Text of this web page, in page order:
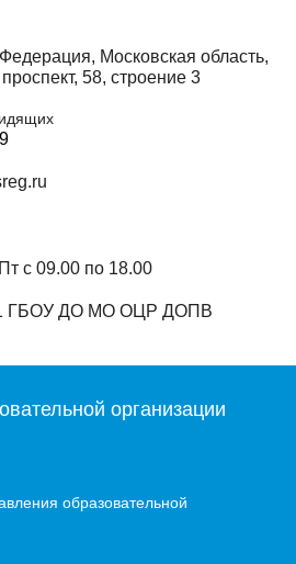
Московская область,
58, строение 3
с 09.00 по 18.00
ГБОУ ДО МО ОЦР ДОПВ
организации
образовательной